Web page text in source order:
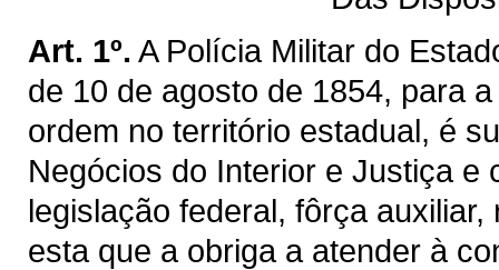
Art. 1º. A Polícia Militar do
de 10 de agosto de 1854, para
ordem no território estadual, é
Negócios do Interior e Justiça e
legislação federal, fôrça
esta que a obriga a atender à